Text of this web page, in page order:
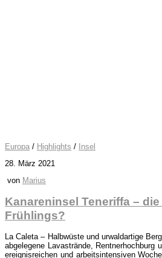
Europa / Highlights / Insel
28. März 2021
von Marius
Kanareninsel Teneriffa –
Frühlings?
La Caleta – Halbwüste und urwaldartige
abgelegene Lavastrände, Rentnerhochburg
ereignisreichen und arbeitsintensiven